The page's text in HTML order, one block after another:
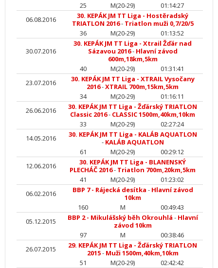
25 M(20-29)
01:14:27
06.08.2016
30. KEPÁK JM TT Liga - Hostěradský
TRIATLON 2016- Triatlon muži 0,7/20/5
36
M(20-29) 01:13:52
30.07.2016
30. KEPÁK JM TT Liga - Xtrail Žďár nad
Sázavou 2016- Hlavní závod
600m,18km,5km
40
M(20-29)
01:31:41
23.07.2016
30. KEPÁK JM TT Liga - XTRAIL Vysočany
2016-XTRAIL 700m,15km,5km
34
M(20-29)
01:16:11
26.06.2016
30. KEPÁK JM TT Liga - Žďárský TRIATLON
Classic 2016- CLASSIC 1500m,40km,10km
33
M(20-29)
02:27:24
14.05.2016
30. KEPÁK JM TT Liga - KALÁB AQUATLON
- KALÁB AQUATLON
61
M(20-29)
00:29:12
12.06.2016
30. KEPÁK JM TT Liga - BLANENSKÝ
PLECHÁČ 2016- Triatlon 700m,20km,5km
41
M(20-29)
01:23:02
06.02.2016
BBP 7 - Rájecká desítka - Hlavní závod
10km
160
M
00:49:43
05.12.2015
BBP 2 - Mikulášský běh Okrouhlá - Hlavní
závod 10km
97
M
00:38:46
26.07.2015
29. KEPÁK JM TT Liga - Žďárský TRIATLON
2015- Muži 1500m,40km,10km
51
M(20-29)
02:42:42